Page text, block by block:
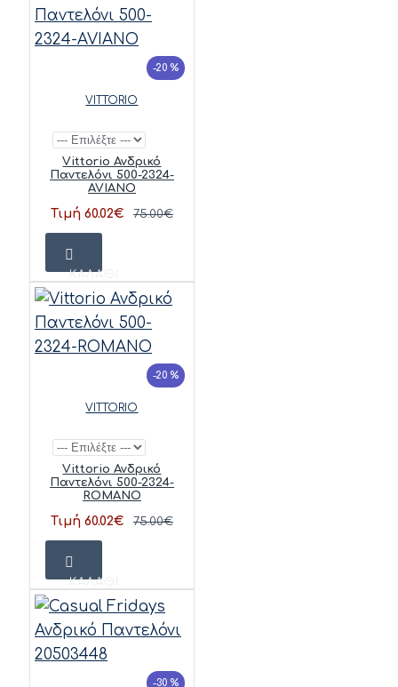
-20 %
VITTORIO
Vittorio Ανδρικό
Παντελόνι 500-2324-
AVIANO
Τιμή 60.02€ 75.00€
ΚΑΛΆΘΙ
-20 %
VITTORIO
Vittorio Ανδρικό
Παντελόνι 500-2324-
ROMANO
Τιμή 60.02€ 75.00€
ΚΑΛΆΘΙ
-30 %